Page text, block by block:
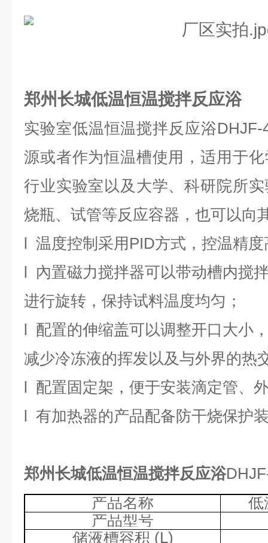
郑州长城低温恒温搅拌反应浴
实验室低温恒温搅拌反应浴DHJF-
源或者作为恒温槽使用，适用于
行业实验室以及大学、科研院所
烧瓶、试管等反应容器，也可以向
l 温度控制采用 PID方式，控温精度
l 內置磁力搅拌器可以带动槽内搅
进行旋转，保持试料温度均匀；
l 配置的伸缩盖可以调整开口大小
减少冷冻液的挥发以及与外界的热
l 配置固定架，便于安装滴定管、
l 有加热器的产品配备防干烧保护
郑州长城低温恒温搅拌反应浴
产品名称
低
产品型号
储液槽容积 (L)